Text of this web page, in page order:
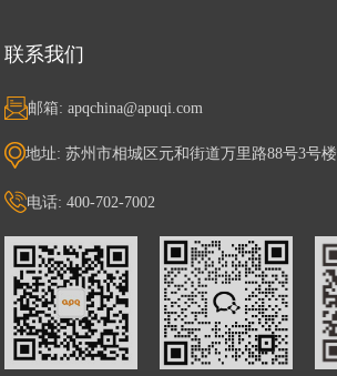
联系我们
邮箱: apqchina@apuqi.com
地址: 苏州市相城区元和街道万里路88号3号楼
电话: 400-702-7002